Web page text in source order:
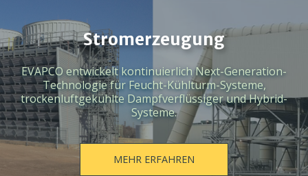
Stromerzeugung
EVAPCO entwickelt kontinuierlich Next-Generation-
Technologie für Feucht-Kühlturm-Systeme,
trockenluftgekühlte Dampfverflüssiger und Hybrid-
Systeme.
MEHR ERFAHREN